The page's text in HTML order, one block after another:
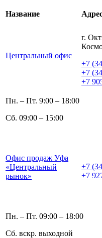
Название
Центральный офис
г.
+7
+7
+7
Пн. – Пт. 9:00 – 18:00
Сб. 09:00 – 15:00
Офис продаж Уфа
«Центральный
рынок»
+7
+7
Пн. – Пт. 09:00 – 18:00
Сб. вскр. выходной